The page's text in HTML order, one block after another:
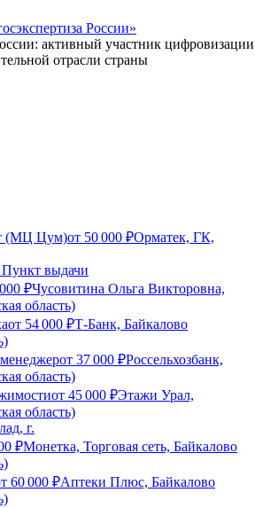
России»
(МЦ Цум)от 50 000 ₽Орматек, ГК,
выдачи
₽Чусовитина Ольга Викторовна,
область)
от 54 000 ₽Т-Банк, Байкалово
от 37 000 ₽Россельхозбанк,
область)
от 45 000 ₽Этажи Урал,
область)
г.
₽Монетка, Торговая сеть, Байкалово
60 000 ₽Аптеки Плюс, Байкалово